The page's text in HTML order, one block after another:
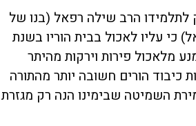
לתלמידו הרב שילה רפאל (בנו של
כי עליו לאכול בבית הוריו בשנת
מלאכול פירות וירקות מהיתר
כיבוד הורים חשובה יותר מהתורה
השמיטה שבימינו הנה רק מגזרת